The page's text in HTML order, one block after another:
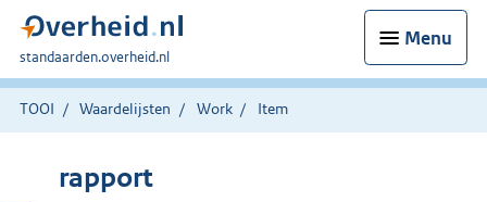
Menu
U
bent
hier:
standaarden.overheid.nl
TOOI Waardelijsten Work Item
rapport